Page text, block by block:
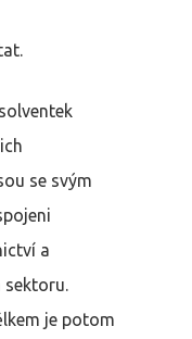
se svým
a
sektoru.
je potom